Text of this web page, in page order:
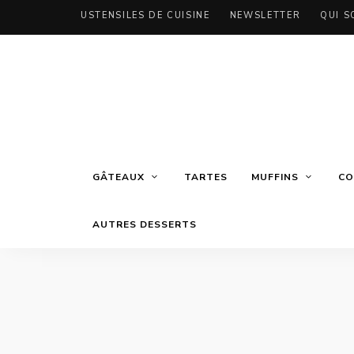
USTENSILES DE CUISINE NEWSLETTER QUI
GÂTEAUX TARTES MUFFINS
AUTRES DESSERTS